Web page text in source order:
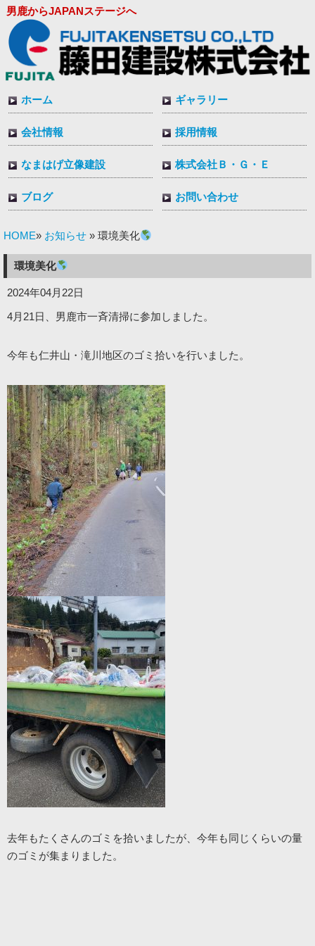
男鹿からJAPANステージへ
ホーム ギャラリー
会社情報 採用情報
なまはげ立像建設 株式会社Ｂ・Ｇ・Ｅ
ブログ お問い合わせ
HOME» お知らせ » 環境美化
環境美化
2024年04月22日
4月21日、男鹿市一斉清掃に参加しました。
今年も仁井山・滝川地区のゴミ拾いを行いました。
去年もたくさんのゴミを拾いましたが、今年も同じくらいの量
のゴミが集まりました。